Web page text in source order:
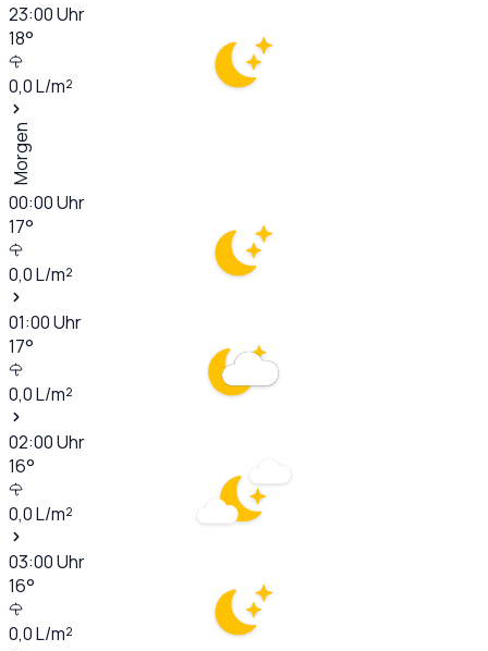
23:00Uhr
18°
0,0L/m²
Morgen
00:00Uhr
17°
0,0L/m²
01:00Uhr
17°
0,0L/m²
02:00Uhr
16°
0,0L/m²
03:00Uhr
16°
0,0L/m²